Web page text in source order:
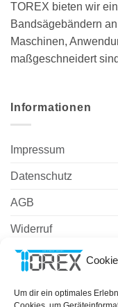
Um dir ein optimales
TOREX bieten wir
Bandsägebändern
Maschinen,
maßgeschneidert
Informationen
Impressum
Datenschutz
AGB
Widerruf
Zahlungsweisen